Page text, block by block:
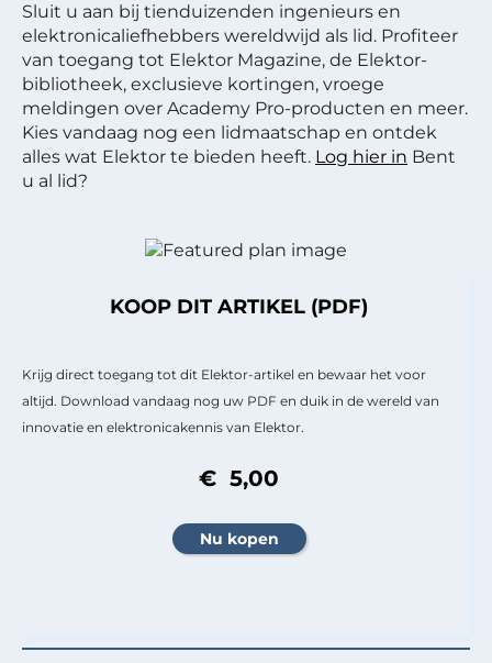
Sluit u aan bij tienduizenden ingenieurs en
elektronicaliefhebbers wereldwijd als lid. Profiteer
van toegang tot Elektor Magazine, de Elektor-
bibliotheek, exclusieve kortingen, vroege
meldingen over Academy Pro-producten en meer.
Kies vandaag nog een lidmaatschap en ontdek
alles wat Elektor te bieden heeft. Log hier in Bent
u al lid?
KOOP DIT ARTIKEL (PDF)
Krijg direct toegang tot dit Elektor-artikel en bewaar het voor
altijd. Download vandaag nog uw PDF en duik in de wereld van
innovatie en elektronicakennis van Elektor.
€ 5,00